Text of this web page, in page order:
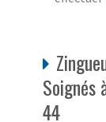
Soignés
44